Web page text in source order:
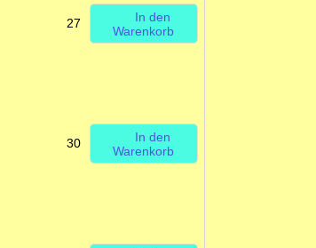
27
In den
Warenkorb
30
In den
Warenkorb